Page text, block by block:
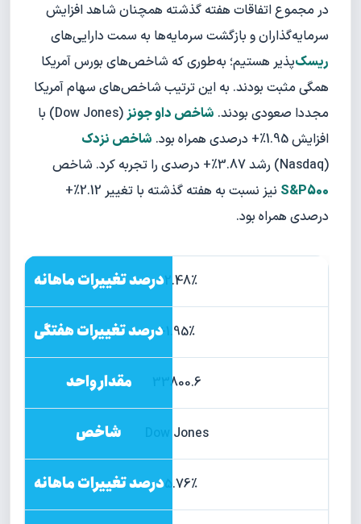
در مجموع اتفاقات هفته گذشته همچنان شاهد افزایش
سرمایه‌گذاران و بازگشت سرمایه‌ها به سمت دارایی‌های
ریسک‌پذیر هستیم؛ به‌طوری که شاخص‌های بورس آمریکا
همگی مثبت بودند. به این ترتیب شاخص‌های سهام آمریکا
مجددا صعودی بودند. شاخص داو جونز
(Dow Jones) با
افزایش 1.95%+ درصدی همراه بود.
شاخص نزدک
(Nasdaq) رشد 3.87%+ درصدی را تجربه کرد. شاخص
S&P500
نیز نسبت به هفته گذشته با تغییر 2.12%+
درصدی همراه بود.
2.48%+
1.95%+
33800.6
Dow Jones
5.76%+